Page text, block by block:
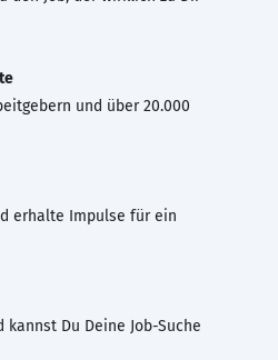
und über 20.000
erhalte Impulse für ein
Du Deine Job-Suche